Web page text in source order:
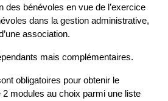
des bénévoles en vue de l’exercice
dans la gestion administrative,
association.
mais complémentaires.
obligatoires pour obtenir le
modules au choix parmi une liste